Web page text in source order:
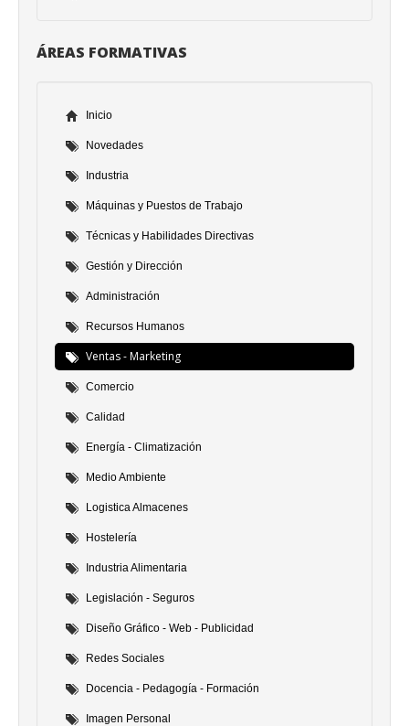
ÁREAS FORMATIVAS
Inicio
Novedades
Industria
Máquinas y Puestos de Trabajo
Técnicas y Habilidades Directivas
Gestión y Dirección
Administración
Recursos Humanos
Ventas - Marketing
Comercio
Calidad
Energía - Climatización
Medio Ambiente
Logistica Almacenes
Hostelería
Industria Alimentaria
Legislación - Seguros
Diseño Gráfico - Web - Publicidad
Redes Sociales
Docencia - Pedagogía - Formación
Imagen Personal